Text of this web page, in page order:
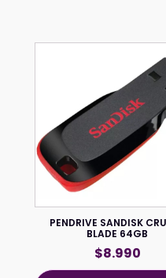
PENDRIVE SANDISK
BLADE 64GB
$8.990